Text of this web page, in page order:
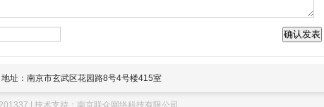
地址：南京市玄武区花园路8号4号楼415室
| 技术支持： 南京联众网络科技有限公司